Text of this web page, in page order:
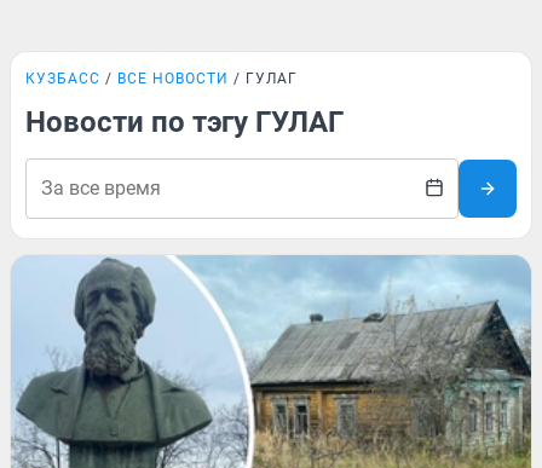
КУЗБАСС ВСЕ НОВОСТИ ГУЛАГ
Новости по тэгу ГУЛАГ